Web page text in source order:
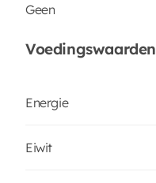
Geen
Voedingswaarden
Energie
Eiwit